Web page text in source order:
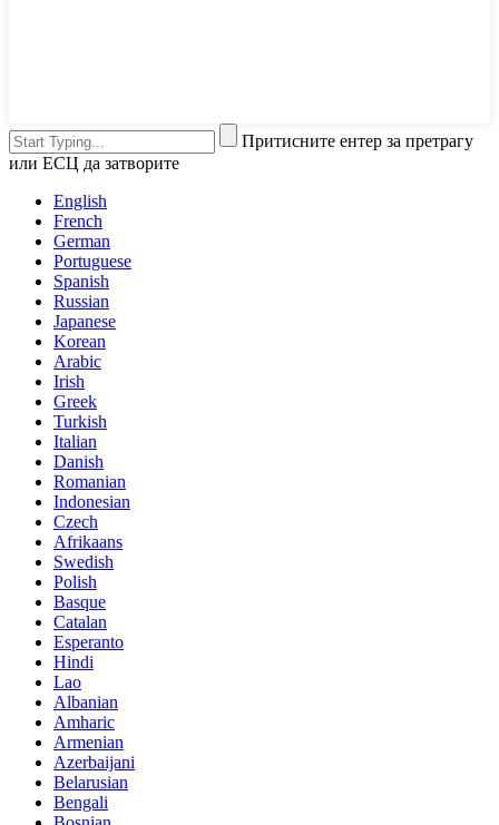
Притисните ентер за претрагу
или ЕСЦ да затворите
English
French
German
Portuguese
Spanish
Russian
Japanese
Korean
Arabic
Irish
Greek
Turkish
Italian
Danish
Romanian
Indonesian
Czech
Afrikaans
Swedish
Polish
Basque
Catalan
Esperanto
Hindi
Lao
Albanian
Amharic
Armenian
Azerbaijani
Belarusian
Bengali